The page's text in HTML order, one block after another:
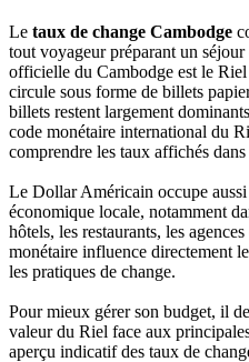
Le taux de change Cambodge
tout voyageur préparant un
officielle du Cambodge est le
circule sous forme de billets
billets restent largement
code monétaire international du
comprendre les taux affichés
Le Dollar Américain occupe
économique locale, notamment
hôtels, les restaurants, les
monétaire influence directement
les pratiques de change.
Pour mieux gérer son budget, il
valeur du Riel face aux
aperçu indicatif des taux de